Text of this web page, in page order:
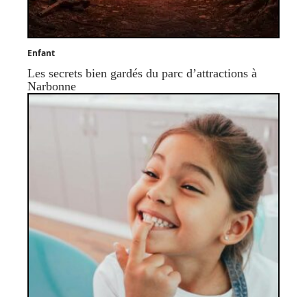
Enfant
Les secrets bien gardés du parc d’attractions à
Narbonne